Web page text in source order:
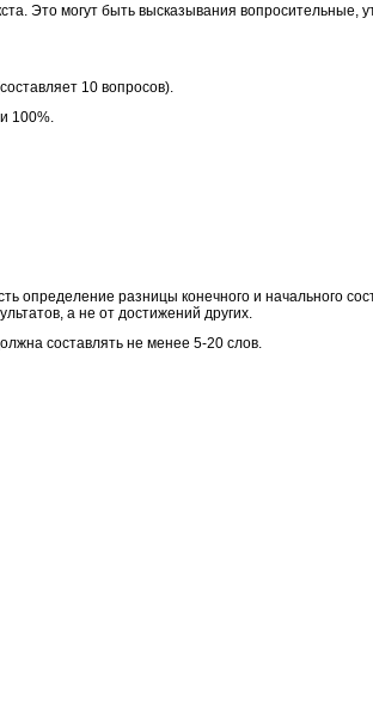
Это могут быть высказывания вопросительные,
10 вопросов).
100%.
определение разницы конечного и начального
а не от достижений других.
составлять не менее 5-20 слов.